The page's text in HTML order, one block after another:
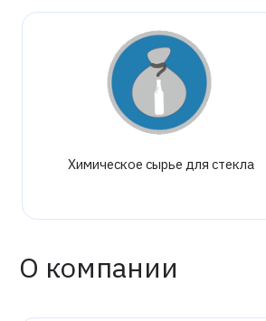
Химическое сырье для стекла
О компании